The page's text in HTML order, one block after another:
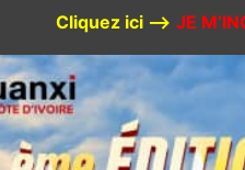
Coopération
l’accord entre
qui pourrait
Cliquez ici –> JE